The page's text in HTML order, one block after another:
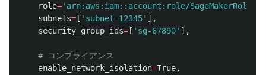
role=' arn:aws:iam::account:role/SageMakerRole
subnets= [ ' subnet-12345' ],
security_group_ids= [ ' sg-67890' ],
enable_network_isolation=True,